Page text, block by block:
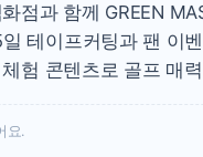
점과 함께 GREEN
테이프커팅과 팬 이
험 콘텐츠로 골프 매
요.